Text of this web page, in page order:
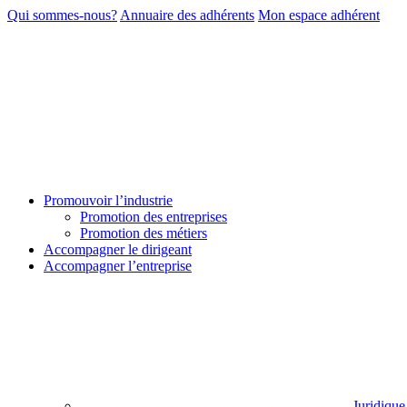
Qui sommes-nous? Annuaire des adhérents Mon espace adhérent
Promouvoir l’industrie
Promotion des entreprises
Promotion des métiers
Accompagner le dirigeant
Accompagner l’entreprise